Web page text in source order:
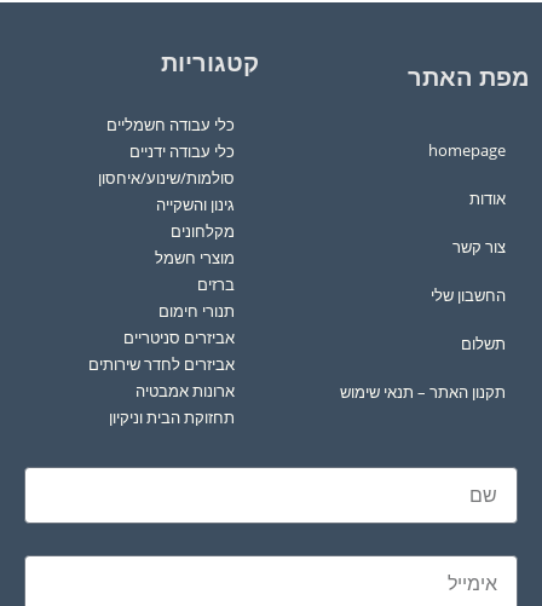
מפת האתר
homepage
אודות
צור קשר
החשבון שלי
תשלום
תקנון האתר – תנאי שימוש
קטגוריות
כלי עבודה חשמליים
כלי עבודה ידניים
סולמות/שינוע/איחסון
גינון והשקייה
מקלחונים
מוצרי חשמל
ברזים
תנורי חימום
אביזרים סניטריים
אביזרים לחדר שירותים
ארונות אמבטיה
תחזוקת הבית וניקיון